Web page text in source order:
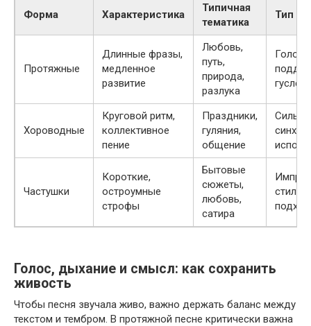
Форма Характеристика
Типичная
тематика
Тип
Протяжные
Длинные фразы,
медленное
развитие
Любовь,
путь,
природа,
разлука
Голос
гуслей
Хороводные
Круговой ритм,
коллективное
пение
Праздники,
гуляния,
общение
Частушки
Короткие,
остроумные
строфы
Бытовые
сюжеты,
любовь,
сатира
стиль,
Голос, дыхание и смысл: как сохранить
живость
Чтобы песня звучала живо, важно держать баланс между
текстом и тембром. В протяжной песне критически важна